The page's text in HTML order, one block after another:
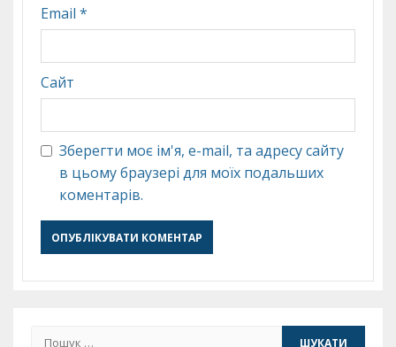
Email *
Сайт
Зберегти моє ім'я, e-mail, та адресу сайту
в цьому браузері для моїх подальших
коментарів.
Пошук: